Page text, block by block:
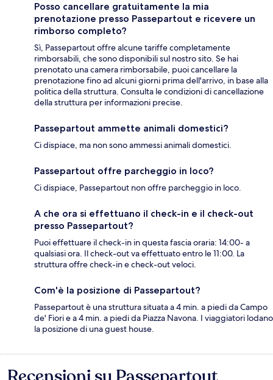
Posso cancellare gratuitamente la mia
prenotazione presso Passepartout e ricevere un
rimborso completo?
Sì, Passepartout offre alcune tariffe completamente
rimborsabili, che sono disponibili sul nostro sito. Se hai
prenotato una camera rimborsabile, puoi cancellare la
prenotazione fino ad alcuni giorni prima dell'arrivo, in base alla
politica della struttura. Consulta le condizioni di cancellazione
della struttura per informazioni precise.
Passepartout ammette animali domestici?
Ci dispiace, ma non sono ammessi animali domestici.
Passepartout offre parcheggio in loco?
Ci dispiace, Passepartout non offre parcheggio in loco.
A che ora si effettuano il check-in e il check-out
presso Passepartout?
Puoi effettuare il check-in in questa fascia oraria: 14:00- a
qualsiasi ora. Il check-out va effettuato entro le 11:00. La
struttura offre check-in e check-out veloci.
Com'è la posizione di Passepartout?
Passepartout è una struttura situata a 4 min. a piedi da Campo
de' Fiori e a 4 min. a piedi da Piazza Navona. I viaggiatori lodano
la posizione di una guest house.
Recensioni